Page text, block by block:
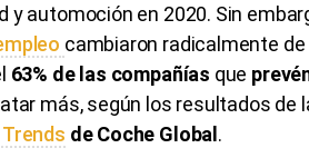
y automoción en 2020. Sin
cambiaron radicalmente
63% de las compañías que
más, según los resultados de
de Coche Global.